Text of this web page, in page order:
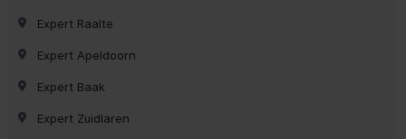
Expert Raalte
Expert Apeldoorn
Expert Baak
Expert Zuidlaren